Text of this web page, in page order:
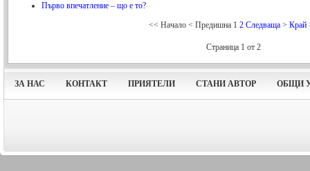
Първо впечатление – що е то?
<< Начало < Предишна 1 2 Следваща > Край
Страница 1 от 2
ЗА НАС КОНТАКТ ПРИЯТЕЛИ СТАНИ АВТОР ОБЩИ